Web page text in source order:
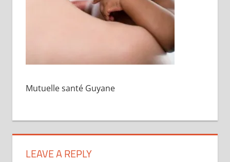
Mutuelle santé Guyane
LEAVE A REPLY